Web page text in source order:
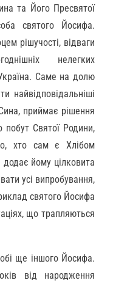
та Його Пресвятої
святого Йосифа.
рішучості, відваги
нелегких
Саме на долю
найвідповідальніші
приймає рішення
побут Святої Родини,
хто сам є Хлібом
додає йому цілковита
усі випробування,
святого Йосифа
що трапляються
ще іншого Йосифа.
від народження